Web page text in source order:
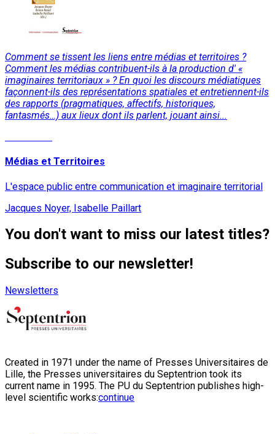
Comment se tissent les liens entre médias et territoires ?
Comment les médias contribuent-ils à la production d' «
imaginaires territoriaux » ? En quoi les discours médiatiques
façonnent-ils des représentations spatiales et entretiennent-ils
des rapports (pragmatiques, affectifs, historiques,
fantasmés…) aux lieux dont ils parlent, jouant ainsi...
Médias et Territoires
L'espace public entre communication et imaginaire territorial
Jacques Noyer, Isabelle Paillart
You don't want to miss our latest titles?
Subscribe to our newsletter!
Newsletters
Created in 1971 under the name of Presses Universitaires de
Lille, the Presses universitaires du Septentrion took its
current name in 1995. The PU du Septentrion publishes high-
level scientific works:continue